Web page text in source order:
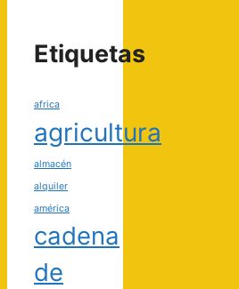
Etiquetas
africa
agricultura
almacén
alquiler
américa
cadena
de